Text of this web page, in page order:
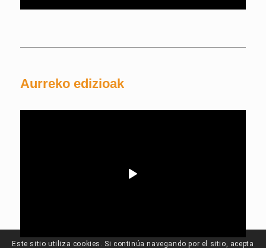
Aurreko edizioak
Este sitio utiliza cookies. Si continúa navegando por el sitio, acepta